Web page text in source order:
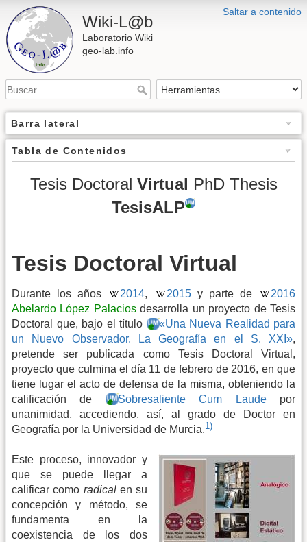
Saltar a contenido
Wiki-L@b
Laboratorio Wiki
geo-lab.info
Barra lateral
Tabla de Contenidos
Tesis Doctoral Virtual PhD Thesis
TesisALP
Tesis Doctoral Virtual
Durante los años 2014, 2015y parte de
2016
Abelardo López Palaciosdesarrolla un proyecto de Tesis
Doctoral que, bajo el título
«Una Nueva Realidad para
un Nuevo Observador. La Geografía en el S. XXI»,
pretende ser publicada como Tesis Doctoral Virtual,
proyecto que culmina el día 11 de febrero de 2016, en que
tiene lugar el acto de defensa de la misma, obteniendo la
calificación de
Sobresaliente Cum Laudepor
unanimidad, accediendo, así, al grado de Doctor en
Geografía por la Universidad de Murcia.1)
Este proceso, innovador y
que se puede llegar a
calificar como radicalen su
concepción y método, se
fundamenta en la
coexistencia de los dos